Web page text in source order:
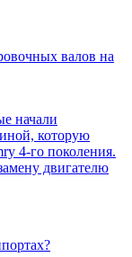
валов на
начали
которую
4-го поколения.
двигателю